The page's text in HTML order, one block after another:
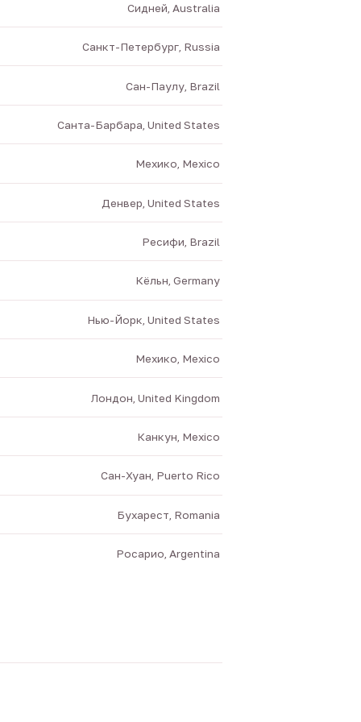
Сидней, Australia
Санкт-Петербург, Russia
Сан-Паулу, Brazil
Санта-Барбара, United States
Мехико, Mexico
Денвер, United States
Ресифи, Brazil
Кёльн, Germany
Нью-Йорк, United States
Мехико, Mexico
Лондон, United Kingdom
Канкун, Mexico
Сан-Хуан, Puerto Rico
Бухарест, Romania
Росарио, Argentina